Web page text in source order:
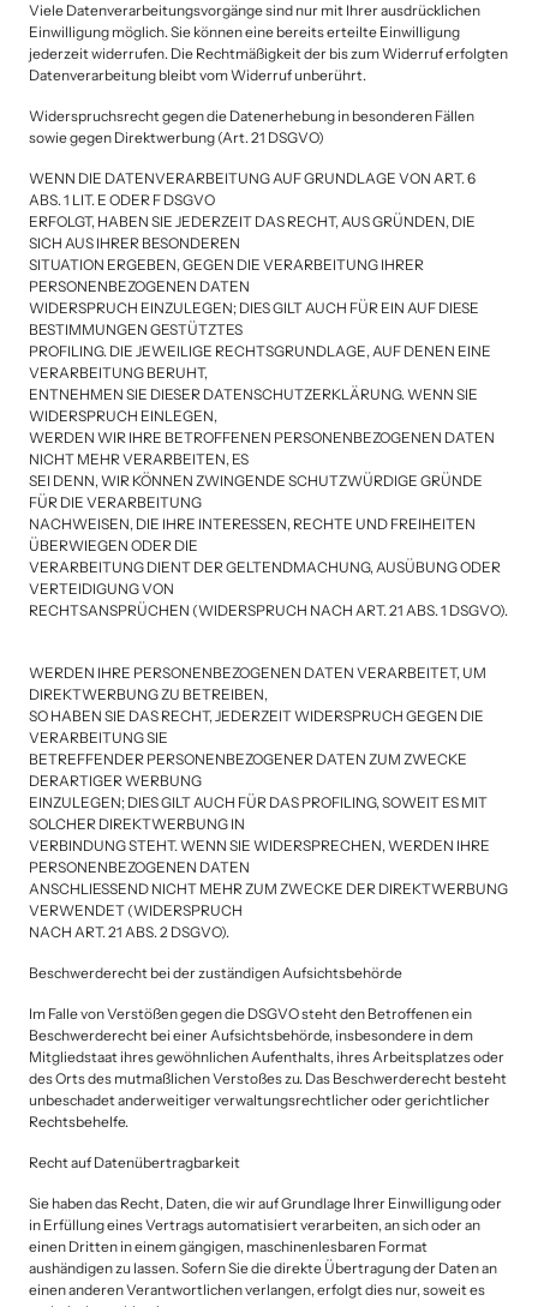
Viele Datenverarbeitungsvorgänge sind nur mit Ihrer ausdrücklichen
Einwilligung möglich. Sie können eine bereits erteilte Einwilligung
jederzeit widerrufen. Die Rechtmäßigkeit der bis zum Widerruf erfolgten
Datenverarbeitung bleibt vom Widerruf unberührt.
Widerspruchsrecht gegen die Datenerhebung in besonderen Fällen
sowie gegen Direktwerbung (Art. 21 DSGVO)
WENN DIE DATENVERARBEITUNG AUF GRUNDLAGE VON ART. 6
ABS. 1 LIT. E ODER F DSGVO
ERFOLGT, HABEN SIE JEDERZEIT DAS RECHT, AUS GRÜNDEN, DIE
SICH AUS IHRER BESONDEREN
SITUATION ERGEBEN, GEGEN DIE VERARBEITUNG IHRER
PERSONENBEZOGENEN DATEN
WIDERSPRUCH EINZULEGEN; DIES GILT AUCH FÜR EIN AUF DIESE
BESTIMMUNGEN GESTÜTZTES
PROFILING. DIE JEWEILIGE RECHTSGRUNDLAGE, AUF DENEN EINE
VERARBEITUNG BERUHT,
ENTNEHMEN SIE DIESER DATENSCHUTZERKLÄRUNG. WENN SIE
WIDERSPRUCH EINLEGEN,
WERDEN WIR IHRE BETROFFENEN PERSONENBEZOGENEN DATEN
NICHT MEHR VERARBEITEN, ES
SEI DENN, WIR KÖNNEN ZWINGENDE SCHUTZWÜRDIGE GRÜNDE
FÜR DIE VERARBEITUNG
NACHWEISEN, DIE IHRE INTERESSEN, RECHTE UND FREIHEITEN
ÜBERWIEGEN ODER DIE
VERARBEITUNG DIENT DER GELTENDMACHUNG, AUSÜBUNG ODER
VERTEIDIGUNG VON
RECHTSANSPRÜCHEN (WIDERSPRUCH NACH ART. 21 ABS. 1 DSGVO).
WERDEN IHRE PERSONENBEZOGENEN DATEN VERARBEITET, UM
DIREKTWERBUNG ZU BETREIBEN,
SO HABEN SIE DAS RECHT, JEDERZEIT WIDERSPRUCH GEGEN DIE
VERARBEITUNG SIE
BETREFFENDER PERSONENBEZOGENER DATEN ZUM ZWECKE
DERARTIGER WERBUNG
EINZULEGEN; DIES GILT AUCH FÜR DAS PROFILING, SOWEIT ES MIT
SOLCHER DIREKTWERBUNG IN
VERBINDUNG STEHT. WENN SIE WIDERSPRECHEN, WERDEN IHRE
PERSONENBEZOGENEN DATEN
ANSCHLIESSEND NICHT MEHR ZUM ZWECKE DER DIREKTWERBUNG
VERWENDET (WIDERSPRUCH
NACH ART. 21 ABS. 2 DSGVO).
Beschwerderecht bei der zuständigen Aufsichtsbehörde
Im Falle von Verstößen gegen die DSGVO steht den Betroffenen ein
Beschwerderecht bei einer Aufsichtsbehörde, insbesondere in dem
Mitgliedstaat ihres gewöhnlichen Aufenthalts, ihres Arbeitsplatzes oder
des Orts des mutmaßlichen Verstoßes zu. Das Beschwerderecht besteht
unbeschadet anderweitiger verwaltungsrechtlicher oder gerichtlicher
Rechtsbehelfe.
Recht auf Datenübertragbarkeit
Sie haben das Recht, Daten, die wir auf Grundlage Ihrer Einwilligung oder
in Erfüllung eines Vertrags automatisiert verarbeiten, an sich oder an
einen Dritten in einem gängigen, maschinenlesbaren Format
aushändigen zu lassen. Sofern Sie die direkte Übertragung der Daten an
einen anderen Verantwortlichen verlangen, erfolgt dies nur, soweit es